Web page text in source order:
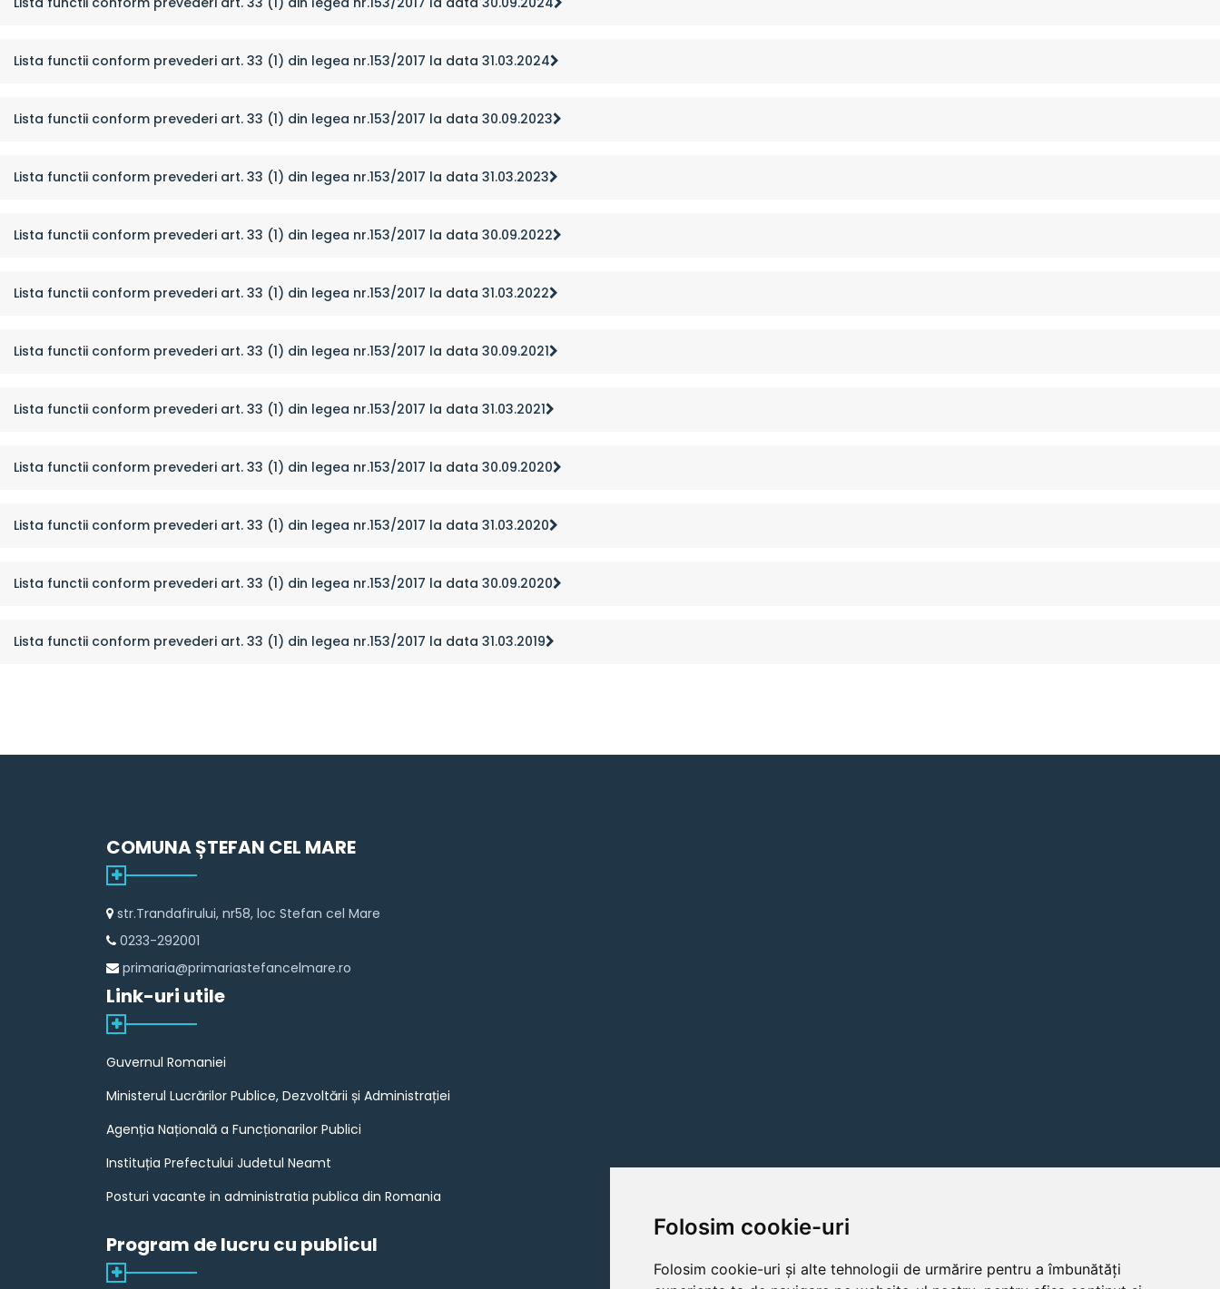
Folosim cookie-uri
Folosim cookie-uri și alte tehnologii de urmărire pentru a îmbunătăți
Lista functii conform prevederi art. 33 (1) din legea nr.153/2017 la data 31.03.2024
Lista functii conform prevederi art. 33 (1) din legea nr.153/2017 la data 30.09.2023
Lista functii conform prevederi art. 33 (1) din legea nr.153/2017 la data 31.03.2023
Lista functii conform prevederi art. 33 (1) din legea nr.153/2017 la data 30.09.2022
Lista functii conform prevederi art. 33 (1) din legea nr.153/2017 la data 31.03.2022
Lista functii conform prevederi art. 33 (1) din legea nr.153/2017 la data 30.09.2021
Lista functii conform prevederi art. 33 (1) din legea nr.153/2017 la data 31.03.2021
Lista functii conform prevederi art. 33 (1) din legea nr.153/2017 la data 30.09.2020
Lista functii conform prevederi art. 33 (1) din legea nr.153/2017 la data 31.03.2020
Lista functii conform prevederi art. 33 (1) din legea nr.153/2017 la data 30.09.2020
Lista functii conform prevederi art. 33 (1) din legea nr.153/2017 la data 31.03.2019
COMUNA ȘTEFAN CEL MARE
str.Trandafirului, nr58, loc Stefan cel Mare
0233-292001
primaria@primariastefancelmare.ro
Link-uri utile
Guvernul Romaniei
Ministerul Lucrărilor Publice, Dezvoltării și Administrației
Agenția Națională a Funcționarilor Publici
Instituția Prefectului Judetul Neamt
Posturi vacante in administratia publica din Romania
Program de lucru cu publicul